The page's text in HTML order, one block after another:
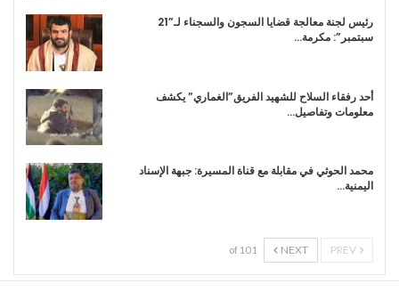
رئيس لجنة معالجة قضايا السجون والسجناء لـ”21
سبتمبر”: مكرمة…
أحد رفقاء السلاح للشهيد الفريق”الغماري” يكشف
معلومات وتفاصيل…
محمد الحوثي في مقابلة مع قناة المسيرة: جبهة الإسناد
اليمنية…
NEXT
1 of 10